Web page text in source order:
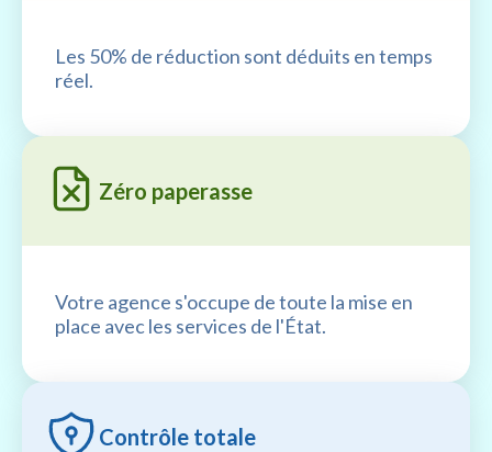
Les 50% de réduction sont déduits en temps
réel.
Zéro paperasse
Votre agence s'occupe de toute la mise en
place avec les services de l'État.
Contrôle totale